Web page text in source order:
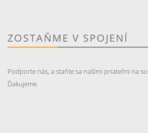
ZOSTAŇME V SPOJENÍ
Podporte nás, a staňte sa našími priateľmi na
Ďakujeme.